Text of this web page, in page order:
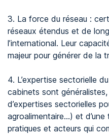
3. La force du réseau :
réseaux étendus et de
l’international. Leur
majeur pour générer de la
4. L’expertise sectorielle
cabinets sont
d’expertises sectorielles
agroalimentaire…) et
pratiques et acteurs qui